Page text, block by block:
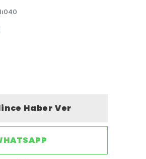
Haber Ver